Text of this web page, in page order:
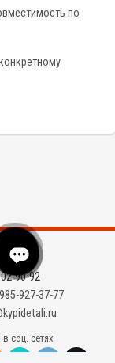
по
90-92
927-37-77
соц. сетях